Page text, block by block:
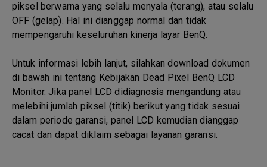
piksel berwarna yang selalu menyala (terang), atau selalu
OFF (gelap). Hal ini dianggap normal dan tidak
mempengaruhi keseluruhan kinerja layar BenQ.
Untuk informasi lebih lanjut, silahkan download dokumen
di bawah ini tentang Kebijakan Dead Pixel BenQ LCD
Monitor. Jika panel LCD didiagnosis mengandung atau
melebihi jumlah piksel (titik) berikut yang tidak sesuai
dalam periode garansi, panel LCD kemudian dianggap
cacat dan dapat diklaim sebagai layanan garansi.